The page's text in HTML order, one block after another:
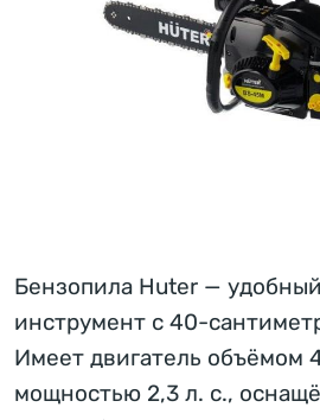
Бензопила Huter —
инструмент с 40-
Имеет двигатель объёмом
мощностью 2,3 л. с.,